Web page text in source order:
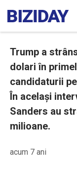
Trump a
dolari în
candidaturii
În același
Sanders au
milioane.
acum 7 ani